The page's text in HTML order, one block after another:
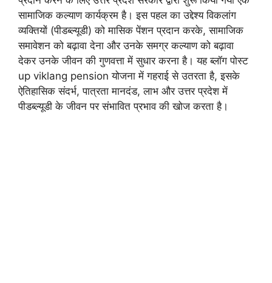
सामाजिक कल्याण कार्यक्रम है। इस पहल का उद्देश्य विकलांग
व्यक्तियों (पीडब्ल्यूडी) को मासिक पेंशन प्रदान करके, सामाजिक
समावेशन को बढ़ावा देना और उनके समग्र कल्याण को बढ़ावा
देकर उनके जीवन की गुणवत्ता में सुधार करना है। यह ब्लॉग पोस्ट
up viklang pension योजना में गहराई से उतरता है, इसके
ऐतिहासिक संदर्भ, पात्रता मानदंड, लाभ और उत्तर प्रदेश में
पीडब्ल्यूडी के जीवन पर संभावित प्रभाव की खोज करता है।